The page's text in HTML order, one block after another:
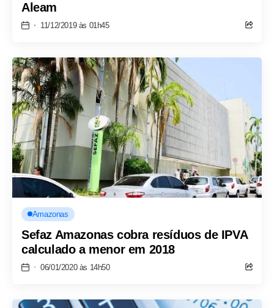
Aleam
11/12/2019 às 01h45
Amazonas
Sefaz Amazonas cobra resíduos de IPVA
calculado a menor em 2018
06/01/2020 às 14h50